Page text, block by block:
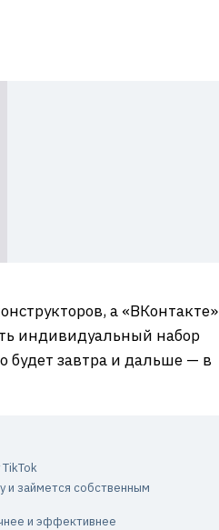
а «ВКонтакте»
индивидуальный набор
будет завтра и дальше — в
и займется собственным
и эффективнее